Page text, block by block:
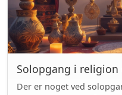
Solopgang i religion
Der er noget ved